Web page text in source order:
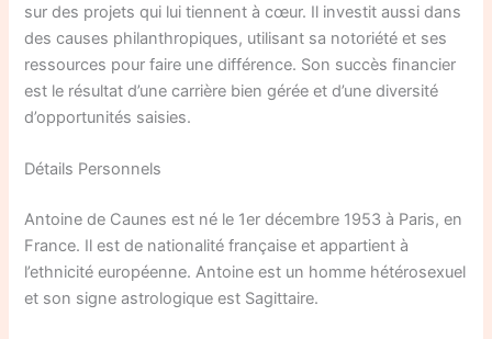
sur des projets qui lui tiennent à cœur. Il investit aussi dans
des causes philanthropiques, utilisant sa notoriété et ses
ressources pour faire une différence. Son succès financier
est le résultat d’une carrière bien gérée et d’une diversité
d’opportunités saisies.
Détails Personnels
Antoine de Caunes est né le 1er décembre 1953 à Paris, en
France. Il est de nationalité française et appartient à
l’ethnicité européenne. Antoine est un homme hétérosexuel
et son signe astrologique est Sagittaire.